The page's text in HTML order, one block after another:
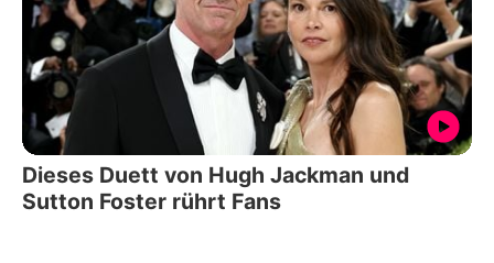
Dieses Duett von Hugh Jackman und
Sutton Foster rührt Fans